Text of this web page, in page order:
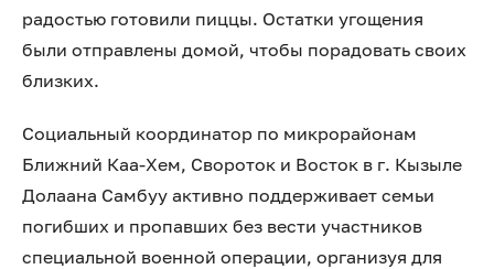
радостью готовили пиццы. Остатки угощения
были отправлены домой, чтобы порадовать своих
близких.
Социальный координатор по микрорайонам
Ближний Каа-Хем, Свороток и Восток в г. Кызыле
Долаана Самбуу активно поддерживает семьи
погибших и пропавших без вести участников
специальной военной операции, организуя для